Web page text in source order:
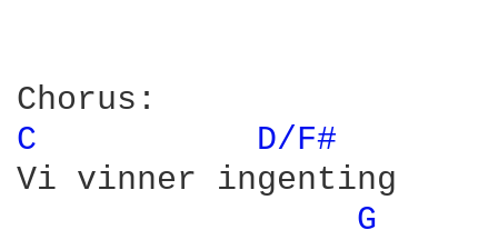
C
D/F#
Vi vinner ingenting
G